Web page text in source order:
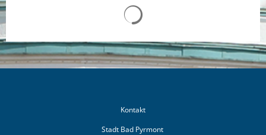
Suchergebnisse werden
Kontakt
Stadt Bad Pyrmont